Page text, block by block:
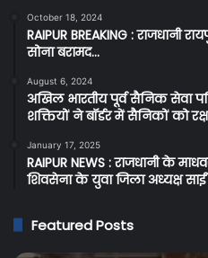
October 18, 2024
RAIPUR BREAKING : राजधानी
सोना बरामद…
August 6, 2024
अखिल भारतीय पूर्व सैनिक सेवा
शक्तियों ने बॉर्डर में सैनिकों को
January 17, 2025
RAIPUR NEWS : राजधानी के
शिवसेना के युवा जिला अध्यक्ष साईं
Featured Posts